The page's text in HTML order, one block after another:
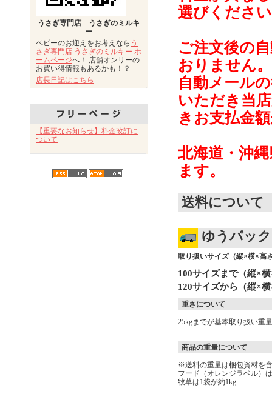
うさぎ専門店 うさぎのミルキ
ー
ベビーのお迎えをお考えなら う
さぎ専門店 うさぎのミルキー ホ
ームページへ！ 店舗オンリーの
お買い得情報もあるかも！？
店長日記はこちら
【重要なお知らせ】料金改訂に
ついて
選びくださ
ご注文後の
おりません。
自動メール
いただき当
きお支払金
北海道・沖
ます。
送料について
ゆうパック
取り扱いサイズ（縦×横×高
100サイズまで（縦×
120サイズから（縦×
重さについて
25kgまでが基本取り扱い重
商品の重量について
※送料の重量は梱包資材を
フード（オレンジラベル）
牧草は1袋が約1kg